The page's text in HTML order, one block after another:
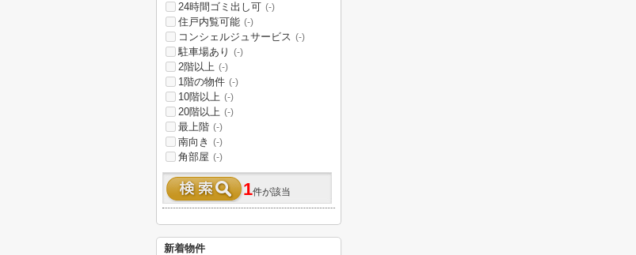
24時間ゴミ出し可 (-)
住戸内覧可能 (-)
コンシェルジュサービス (-)
駐車場あり (-)
2階以上 (-)
1階の物件 (-)
10階以上 (-)
20階以上 (-)
最上階 (-)
南向き (-)
角部屋 (-)
1件が該当
新着物件